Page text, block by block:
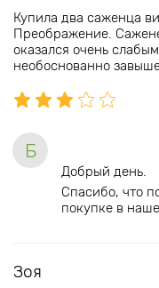
Купила два саженца
Преображение.
оказался очень
необоснованно
Б
Добрый день.
Спасибо, что
покупке в
Зоя